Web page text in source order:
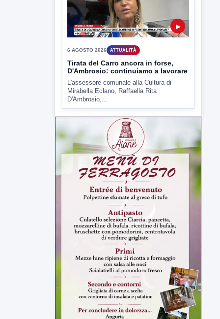
▶
6 AGOSTO 2026 ATTUALITÀ
Tirata del Carro ancora in forse,
D'Ambrosio: continuiamo a lavorare
L'assessore comunale alla Cultura di
Mirabella Eclano, Raffaella Rita
D'Ambrosio,...